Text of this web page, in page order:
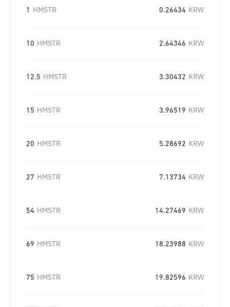
1 HMSTR 0.26434 KRW
10 HMSTR 2.64346 KRW
12.5 HMSTR 3.30432 KRW
15 HMSTR 3.96519 KRW
20 HMSTR 5.28692 KRW
27 HMSTR 7.13734 KRW
54 HMSTR 14.27469 KRW
69 HMSTR 18.23988 KRW
75 HMSTR 19.82596 KRW